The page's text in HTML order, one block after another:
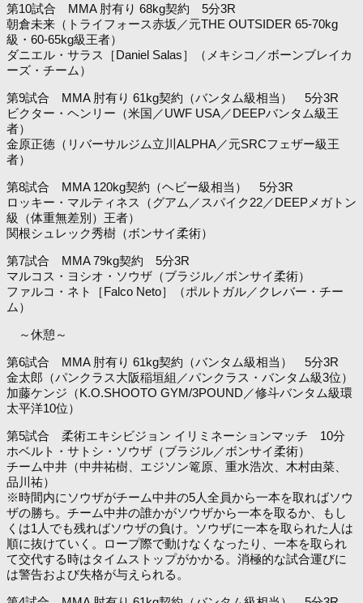
第10試合 MMA 肘有り 68kg契約 5分3R
朝倉未来（トライフォース赤坂／元THE OUTSIDER 65-70kg
級・60-65kg級王者）
ダニエル・サラス［Daniel Salas］（メキシコ／ボーンブレイカ
ーズ・チーム）
第9試合 MMA 肘有り 61kg契約（バンタム級相当） 5分3R
ビクター・ヘンリー（米国／UWF USA／DEEPバンタム級王
者）
金原正徳（リバーサルジム立川ALPHA／元SRCフェザー級王
者）
第8試合 MMA 120kg契約（ヘビー級相当） 5分3R
ロッキー・マルティネス（グアム／スパイク22／DEEPメガトン
級（体重無差別）王者）
関根シュレック秀樹（ボンサイ柔術）
第7試合 MMA 79kg契約 5分3R
マルコス・ヨシオ・ソウザ（ブラジル／ボンサイ柔術）
ファルコ・ネト［Falco Neto］（ポルトガル／クレバー・チー
ム）
～休憩～
第6試合 MMA 肘有り 61kg契約（バンタム級相当） 5分3R
金太郎（パンクラス大阪稲垣組／パンクラス・バンタム級3位）
加藤ケンジ（K.O.SHOOTO GYM/3POUND／修斗バンタム級環
太平洋10位）
第5試合 柔術エキシビジョン イリミネーションマッチ 10分
ホベルト・サトシ・ソウザ（ブラジル／ボンサイ柔術）
チーム中井（中井祐樹、エジソン篭原、重水浩次、木村由菜、
品川祐）
※時間内にソウザがチーム中井の5人全員から一本を取ればソウ
ザの勝ち。チーム中井の誰かがソウザから一本を取るか、もし
くは1人でも残ればソウザの負け。ソウザに一本を取られた人は
順に抜けていく。ロープ際で動けなくなったり、一本を取られ
て交代する時はタイムストップがかかる。消極的な試合運びに
は警告および失格が与えられる。